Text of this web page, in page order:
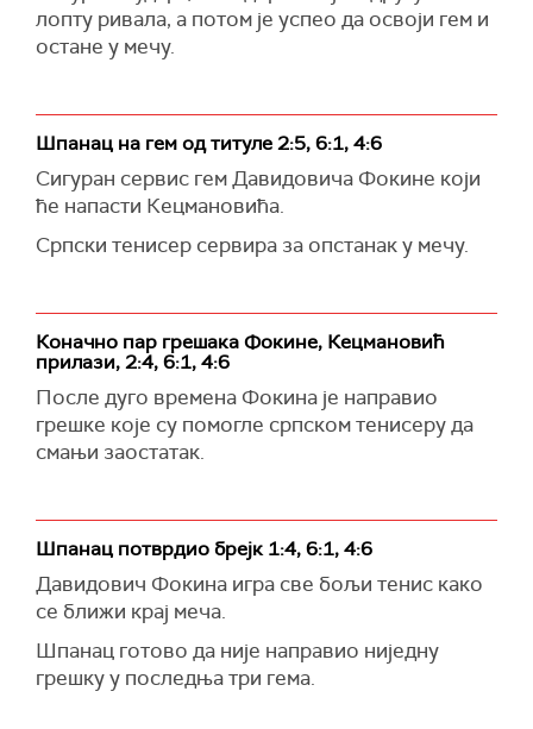
лопту ривала, а потом је успео да освоји гем и
остане у мечу.
Шпанац на гем од титуле 2:5, 6:1, 4:6
Сигуран сервис гем Давидовича Фокине који
ће напасти Кецмановића.
Српски тенисер сервира за опстанак у мечу.
Коначно пар грешака Фокине, Кецмановић
прилази, 2:4, 6:1, 4:6
После дуго времена Фокина је направио
грешке које су помогле српском тенисеру да
смањи заостатак.
Шпанац потврдио брејк 1:4, 6:1, 4:6
Давидович Фокина игра све бољи тенис како
се ближи крај меча.
Шпанац готово да није направио ниједну
грешку у последња три гема.